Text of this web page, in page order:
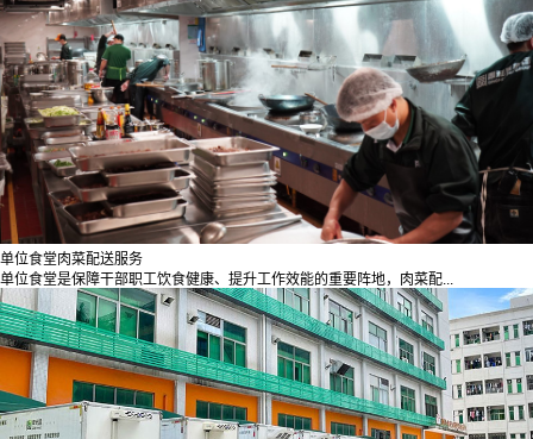
单位食堂肉菜配送服务
单位食堂是保障干部职工饮食健康、提升工作效能的重要阵地，肉菜配...